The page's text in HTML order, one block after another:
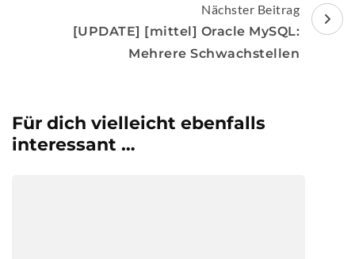
Nächster Beitrag
[UPDATE] [mittel] Oracle MySQL:
Mehrere Schwachstellen
Für dich vielleicht ebenfalls
interessant …